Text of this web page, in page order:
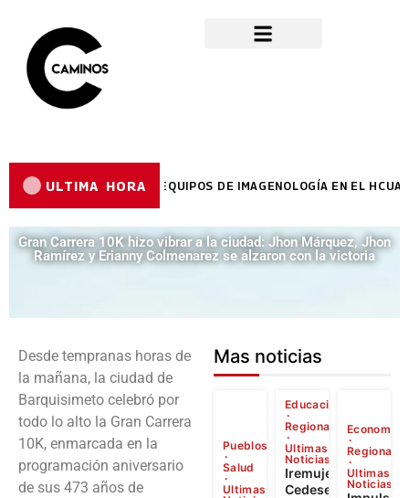
ULTIMA HORA
REYES ENTREGÓ EQUIPOS DE IMAGENOLOGÍA EN EL HCUAMP
Gran Carrera 10K hizo vibrar a la ciudad: Jhon Márquez, Jhon
Ramírez y Erianny Colmenarez se alzaron con la victoria
Desde tempranas horas de
la mañana, la ciudad de
Barquisimeto celebró por
todo lo alto la Gran Carrera
10K, enmarcada en la
programación aniversario
de sus 473 años de
Mas noticias
Pueblos
Salud
Ultimas
Educación
Regional
Ultimas
Noticias
Iremujer,
Cedesex y
Economía
Regional
Ultimas
Noticias